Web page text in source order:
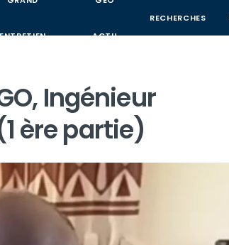
ACTU
RECHERCHES
Ingénieur
ère partie)